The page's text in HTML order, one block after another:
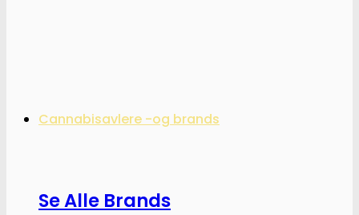
Cannabisavlere -og brands
Se Alle Brands